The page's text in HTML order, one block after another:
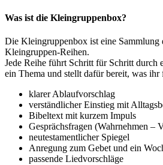
Was ist die Kleingruppenbox?
Die Kleingruppenbox ist eine Sammlung
Kleingruppen-Reihen.
Jede Reihe führt Schritt für Schritt durch
ein Thema und stellt dafür bereit, was
klarer Ablaufvorschlag
verständlicher Einstieg mit
Bibeltext mit kurzem Impuls
Gesprächsfragen (Wahrnehmen –
neutestamentlicher Spiegel
Anregung zum Gebet und ein
passende Liedvorschläge